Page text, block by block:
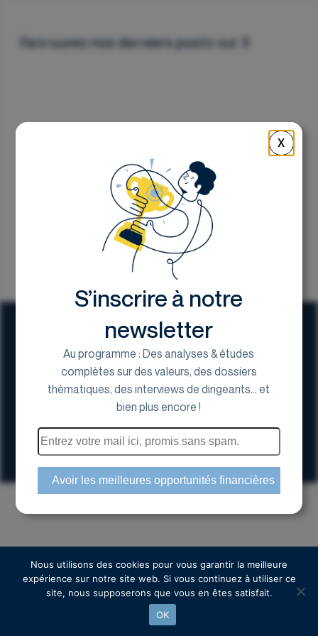
17 Avenue George V, 75008 Paris
Espace actionnaire
Copyright © 2024 Euroland Corporate
Retrouvez nos derniers posts sur X
X
S’inscrire à notre
newsletter
Au programme : Des analyses & études
complètes sur des valeurs, des dossiers
thématiques, des interviews de dirigeants... et
bien plus encore !
Nous utilisons des cookies pour vous garantir la meilleure
expérience sur notre site web. Si vous continuez à utiliser ce
site, nous supposerons que vous en êtes satisfait.
OK